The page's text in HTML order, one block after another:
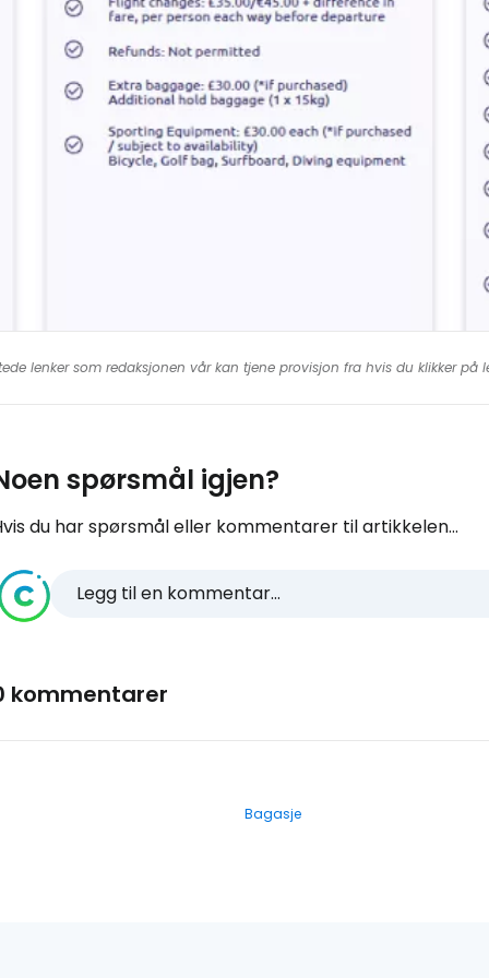
øyeblikket flyr flyselskapet kun innenriksflyvninger i
Aberdeen ABZ
Humberside HUY, Teesside MME, Wick WIC
Jersey JER
lenker som redaksjonen vår kan tjene provisjon fra hvis du klikker på
spørsmål igjen?
du har spørsmål eller kommentarer til artikkelen...
Legg til en kommentar...
kommentarer
Bagasje